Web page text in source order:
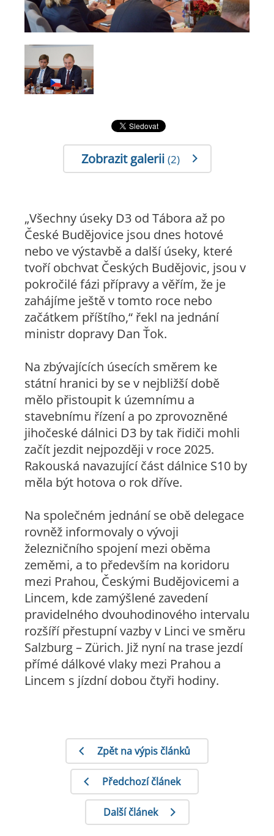
Zobrazit galerii (2)
„Všechny úseky D3 od Tábora až po
České Budějovice jsou dnes hotové
nebo ve výstavbě a další úseky, které
tvoří obchvat Českých Budějovic, jsou v
pokročilé fázi přípravy a věřím, že je
zahájíme ještě v tomto roce nebo
začátkem příštího,“ řekl na jednání
ministr dopravy Dan Ťok.
Na zbývajících úsecích směrem ke
státní hranici by se v nejbližší době
mělo přistoupit k územnímu a
stavebnímu řízení a po zprovozněné
jihočeské dálnici D3 by tak řidiči mohli
začít jezdit nejpozději v roce 2025.
Rakouská navazující část dálnice S10 by
měla být hotova o rok dříve.
Na společném jednání se obě delegace
rovněž informovaly o vývoji
železničního spojení mezi oběma
zeměmi, a to především na koridoru
mezi Prahou, Českými Budějovicemi a
Lincem, kde zamýšlené zavedení
pravidelného dvouhodinového intervalu
rozšíří přestupní vazby v Linci ve směru
Salzburg – Zürich. Již nyní na trase jezdí
přímé dálkové vlaky mezi Prahou a
Lincem s jízdní dobou čtyři hodiny.
Zpět na výpis článků
Předchozí článek
Další článek